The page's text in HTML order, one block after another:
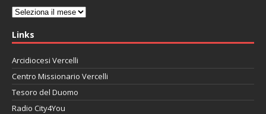
Archivi
Links
Arcidiocesi Vercelli
Centro Missionario Vercelli
Tesoro del Duomo
Radio City4You